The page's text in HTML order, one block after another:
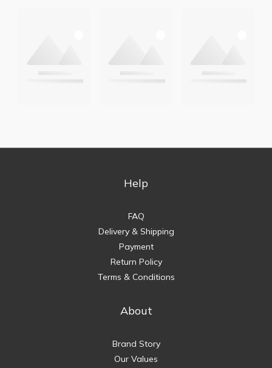
Help
FAQ
Delivery & Shipping
Payment
Return Policy
Terms & Conditions
About
Brand Story
Our Values